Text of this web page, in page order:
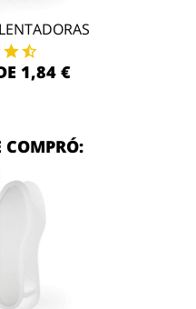
1,84 €
COMPRÓ: